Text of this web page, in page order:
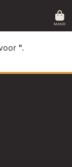
MAND
''.